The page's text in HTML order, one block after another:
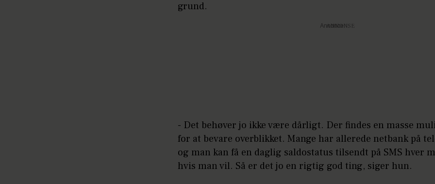
grund.
Annonce
- Det behøver jo ikke være dårligt. Der findes en masse
for at bevare overblikket. Mange har allerede netbank på
og man kan få en daglig saldostatus tilsendt på SMS hver
hvis man vil. Så er det jo en rigtig god ting, siger hun.